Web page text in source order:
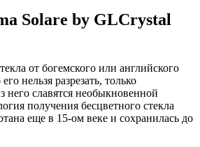
Solare by GLCrystal
от богемского или английского
нельзя разрезать, только
него славятся необыкновенной
получения бесцветного стекла
еще в 15-ом веке и сохранилась до